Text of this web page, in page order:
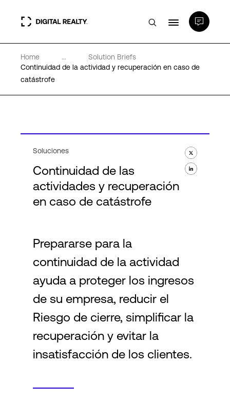
Centros de Datos
PlatformDIGITAL®
Login
Home ...
Solution Briefs
Continuidad de la actividad y recuperación en caso de
catástrofe
Soluciones
Continuidad de las
actividades y recuperación
en caso de catástrofe
Prepararse para la
continuidad de la actividad
ayuda a proteger los ingresos
de su empresa, reducir el
Riesgo de cierre, simplificar la
recuperación y evitar la
insatisfacción de los clientes.